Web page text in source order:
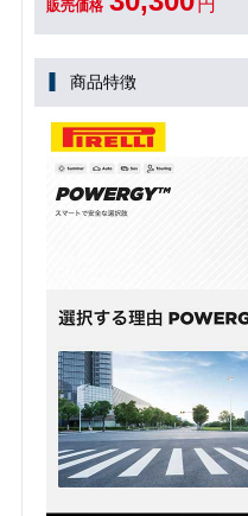
販売価格
商品特徴